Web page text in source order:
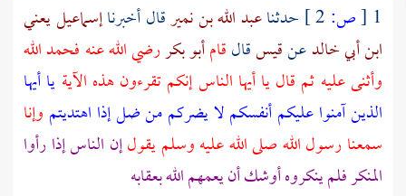
1
[ص: حدثناعبد الله بن نميرقال أخبرناإسماعيل يعني
ابن أبي خالدعنقيسقالقامأبو بكررضي الله عنه فحمد الله
وأثنى عليه ثم قال يا أيها الناس إنكم تقرءون هذه الآية يا أيها
الذين آمنوا عليكم أنفسكم لا يضركم من ضل إذا اهتديتم وإنا
سمعنا رسول الله صلى الله عليه وسلم يقولإن الناس إذا رأوا
المنكر فلم ينكروه أوشك أن يعمهم الله بعقابه